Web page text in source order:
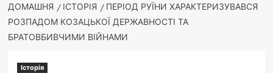
ДОМАШНЯ ІСТОРІЯ
ПЕРІОД РУЇНИ ХАРАКТЕРИЗУВАВСЯ
РОЗПАДОМ КОЗАЦЬКОЇ ДЕРЖАВНОСТІ ТА
БРАТОВБИВЧИМИ ВІЙНАМИ
Історія